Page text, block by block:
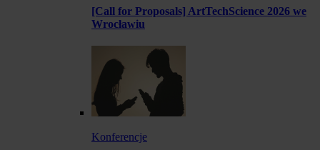
[Call for Proposals] ArtTechScience 2026 we
Wrocławiu
Konferencje